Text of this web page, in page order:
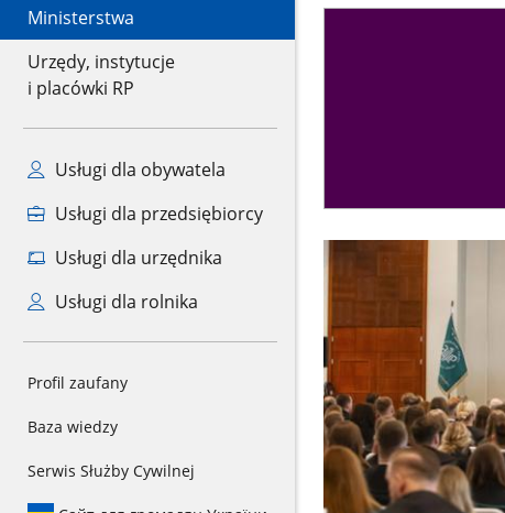
Ministerstwa
Urzędy, instytucje
i placówki RP
Usługi dla obywatela
Usługi dla przedsiębiorcy
Usługi dla urzędnika
Usługi dla rolnika
Profil zaufany
Baza wiedzy
Serwis Służby Cywilnej